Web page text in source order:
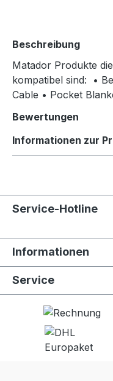
Beschreibung
Matador Produkte
kompatibel sind: •
Cable • Pocket
Bewertungen
Informationen zur
Service-Hotline
Informationen
Service